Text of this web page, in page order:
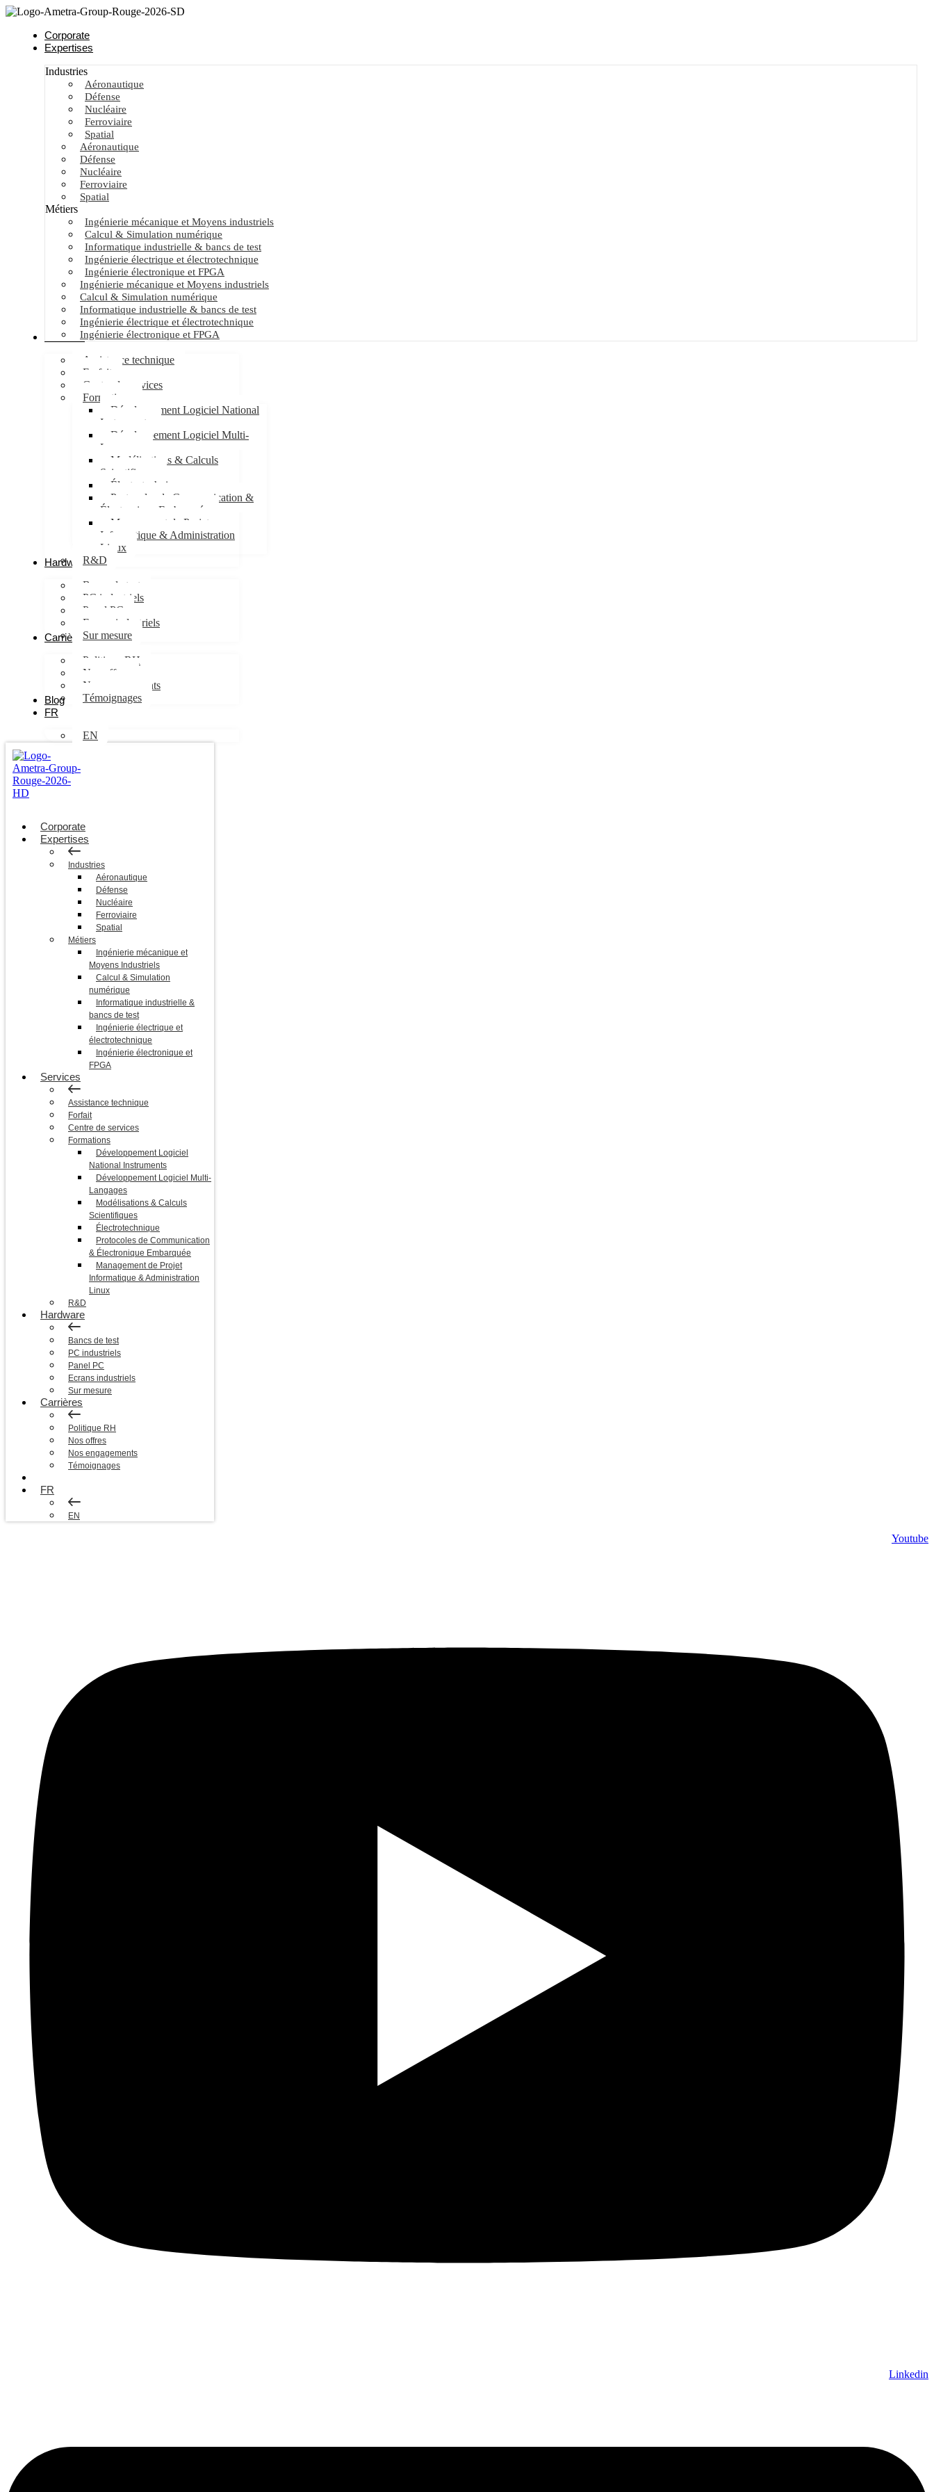
Corporate
Expertises
Industries
Aéronautique
Défense
Nucléaire
Ferroviaire
Spatial
Aéronautique
Défense
Nucléaire
Ferroviaire
Spatial
Métiers
Ingénierie mécanique et Moyens industriels
Calcul & Simulation numérique
Informatique industrielle & bancs de test
Ingénierie électrique et électrotechnique
Ingénierie électronique et FPGA
Ingénierie mécanique et Moyens industriels
Calcul & Simulation numérique
Informatique industrielle & bancs de test
Ingénierie électrique et électrotechnique
Ingénierie électronique et FPGA
Services
Assistance technique
Forfait
Centre de services
Formations
Développement Logiciel National
Instruments
Développement Logiciel Multi-
Langages
Modélisations & Calculs
Scientifiques
Électrotechnique
Protocoles de Communication &
Électronique Embarquée
Management de Projet
Informatique & Administration
Linux
R&D
Hardware
Bancs de test
PC industriels
Panel PC
Ecrans industriels
Sur mesure
Carrières
Politique RH
Nos offres
Nos engagements
Témoignages
Blog
FR
EN
Corporate
Expertises
Industries
Aéronautique
Défense
Nucléaire
Ferroviaire
Spatial
Métiers
Ingénierie mécanique et
Moyens Industriels
Calcul & Simulation
numérique
Informatique industrielle &
bancs de test
Ingénierie électrique et
électrotechnique
Ingénierie électronique et
FPGA
Services
Assistance technique
Forfait
Centre de services
Formations
Développement Logiciel
National Instruments
Développement Logiciel Multi-
Langages
Modélisations & Calculs
Scientifiques
Électrotechnique
Protocoles de Communication
& Électronique Embarquée
Management de Projet
Informatique & Administration
Linux
R&D
Hardware
Bancs de test
PC industriels
Panel PC
Ecrans industriels
Sur mesure
Carrières
Politique RH
Nos offres
Nos engagements
Témoignages
FR
EN
Youtube
Linkedin